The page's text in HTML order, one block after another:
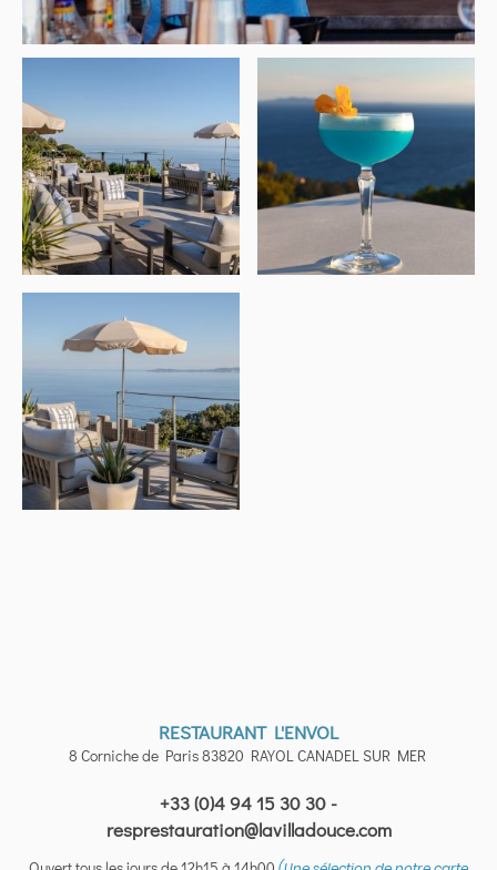
RESTAURANT L'ENVOL
8 Corniche de Paris 83820 RAYOL CANADEL SUR MER
+33 (0)4 94 15 30 30 -
resprestauration@lavilladouce.com